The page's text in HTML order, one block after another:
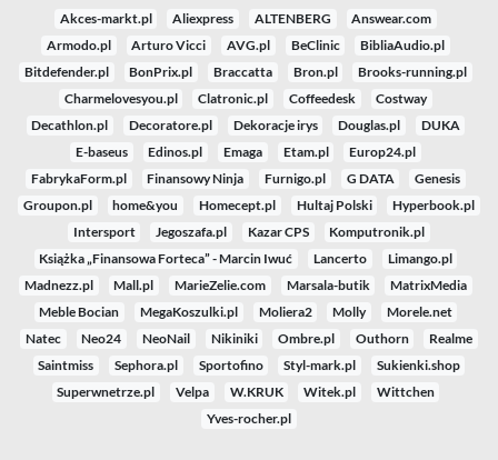
Akces-markt.pl Aliexpress ALTENBERG
Answear.com
Armodo.pl
Arturo Vicci AVG.pl BeClinic
BibliaAudio.pl
Bitdefender.pl
BonPrix.pl Braccatta Bron.pl
Brooks-running.pl
Charmelovesyou.pl
Clatronic.pl Coffeedesk
Costway
Decathlon.pl
Decoratore.pl Dekoracje irys Douglas.pl
DUKA
E-baseus
Edinos.pl Emaga Etam.pl
Europ24.pl
FabrykaForm.pl
Finansowy Ninja Furnigo.pl G DATA
Genesis
Groupon.pl
home&you Homecept.pl Hultaj Polski
Hyperbook.pl
Intersport
Jegoszafa.pl Kazar CPS
Komputronik.pl
Książka „Finansowa Forteca” - Marcin Iwuć
Lancerto
Limango.pl
Madnezz.pl
Mall.pl MarieZelie.com Marsala-butik
MatrixMedia
Meble Bocian
MegaKoszulki.pl Moliera2 Molly
Morele.net
Natec
Neo24 NeoNail Nikiniki Ombre.pl Outhorn
Realme
Saintmiss
Sephora.pl Sportofino Styl-mark.pl
Sukienki.shop
Superwnetrze.pl
Velpa W.KRUK Witek.pl
Wittchen
Yves-rocher.pl